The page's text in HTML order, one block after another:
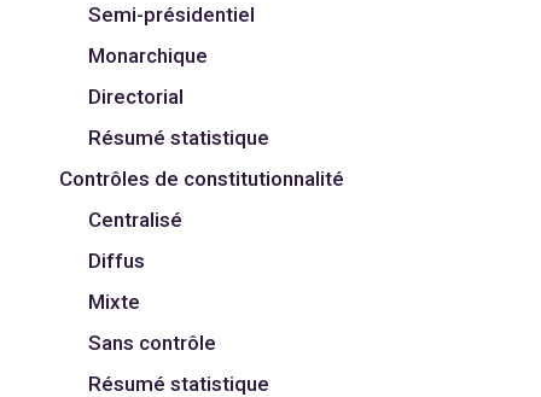
Semi-présidentiel
Monarchique
Directorial
Résumé statistique
Contrôles de constitutionnalité
Centralisé
Diffus
Mixte
Sans contrôle
Résumé statistique